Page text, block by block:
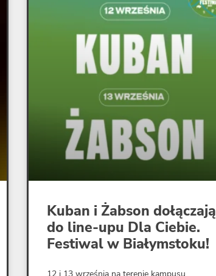
Kuban i Żabson dołączają
do line-upu Dla Ciebie.
Festiwal w Białymstoku!